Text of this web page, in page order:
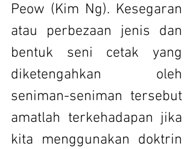
Peow (Kim Ng). Kesegaran
atau perbezaan jenis dan
bentuk seni cetak yang
diketengahkan oleh
seniman-seniman tersebut
amatlah terkehadapan jika
kita menggunakan doktrin